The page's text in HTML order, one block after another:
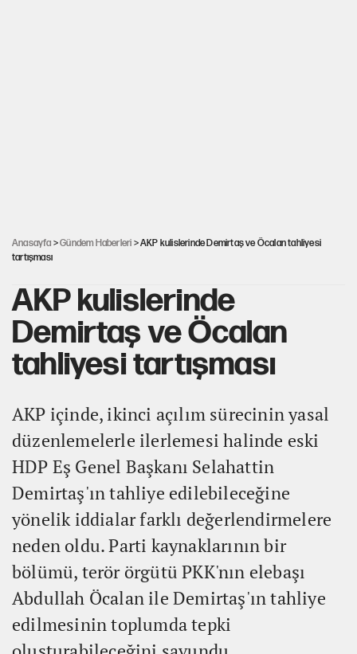
Anasayfa >Gündem Haberleri > AKP kulislerinde Demirtaş ve Öcalan tahliyesi
tartışması
AKP kulislerinde
Demirtaş ve Öcalan
tahliyesi tartışması
AKP içinde, ikinci açılım sürecinin yasal
düzenlemelerle ilerlemesi halinde eski
HDP Eş Genel Başkanı Selahattin
Demirtaş'ın tahliye edilebileceğine
yönelik iddialar farklı değerlendirmelere
neden oldu. Parti kaynaklarının bir
bölümü, terör örgütü PKK'nın elebaşı
Abdullah Öcalan ile Demirtaş'ın tahliye
edilmesinin toplumda tepki